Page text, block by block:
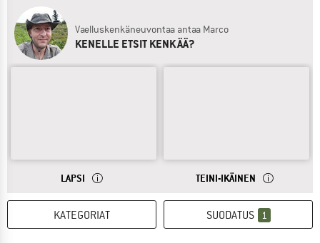
Vaelluskenkäneuvontaa antaa Marco
KENELLE ETSIT KENKÄÄ?
VASTAUKSESTA
LAPSI LASTEN KENKIEN KOOT SOPIVAT YLEENSÄ 3–10-
VASTAUKSESTA
TEINI-IKÄINEN NUORTEN
KATEGORIAT SUODATUS 1